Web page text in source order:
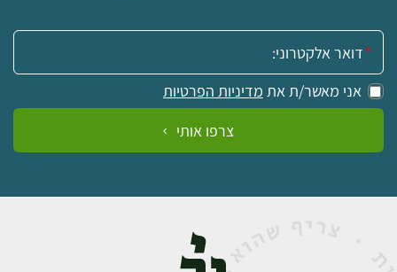
אימייל:
אני מאשר/ת את מדיניות הפרטיות
צרפו אותי